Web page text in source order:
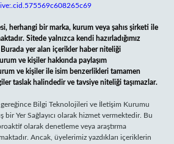
herhangi bir marka, kurum veya şahıs şirketi ile
Sitede yalnızca kendi hazırladığımız
Burada yer alan içerikler haber niteliği
ve kişiler hakkında paylaşım
ve kişiler ile isim benzerlikleri tamamen
taslak halindedir ve tavsiye niteliği taşımazlar.
gereğince Bilgi Teknolojileri ve İletişim Kurumu
bir Yer Sağlayıcı olarak hizmet vermektedir. Bu
olarak denetleme veya araştırma
Ancak, üyelerimiz yazdıkları içeriklerin